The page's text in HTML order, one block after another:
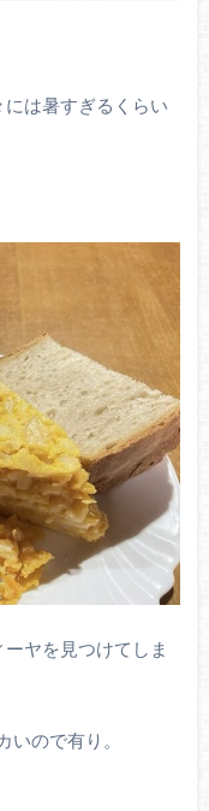
は暑すぎるくらい
ヤを見つけてしま
ので有り。